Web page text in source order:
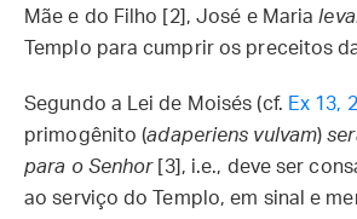
Mãe e do Filho [2], José e Maria
Templo para cumprir os preceitos
Segundo a Lei de Moisés (cf. Ex 13,
primogênito (adaperiens vulvam)
para o Senhor[3], i.e., deve ser
ao serviço do Templo, em sinal e